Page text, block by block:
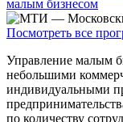
малым бизнесом
Посмотреть все
Управление малым
небольшими
индивидуальными
по количеству